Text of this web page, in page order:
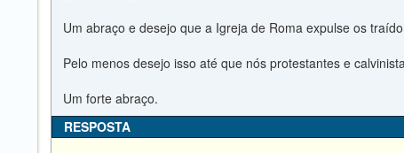
Um abraço e desejo que a Igreja de Roma expulse os
Pelo menos desejo isso até que nós protestantes e
Um forte abraço.
RESPOSTA